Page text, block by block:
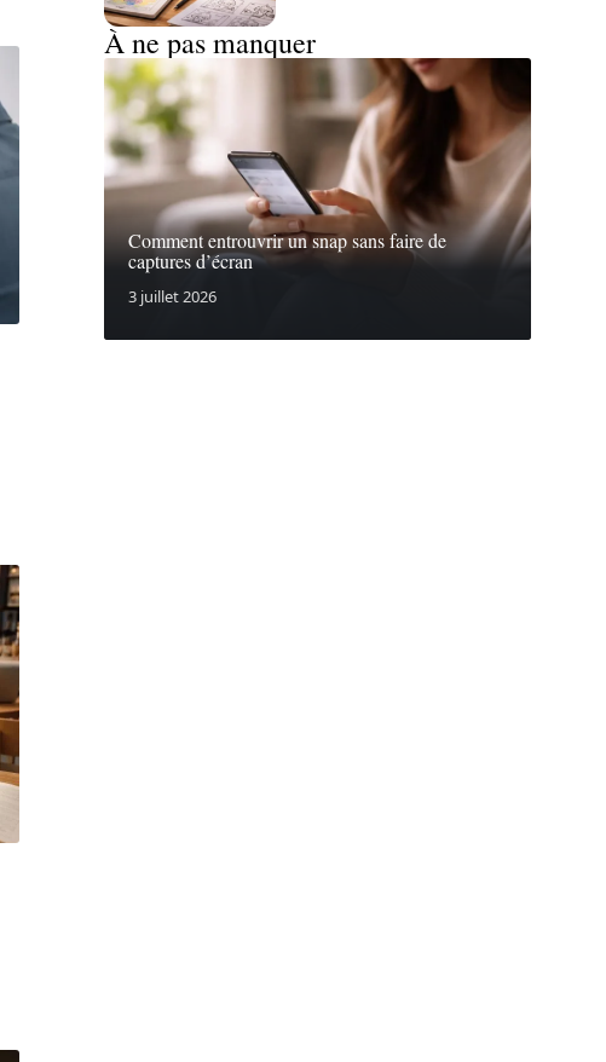
À ne pas manquer
Comment entrouvrir un snap sans faire de
captures d’écran
3 juillet 2026